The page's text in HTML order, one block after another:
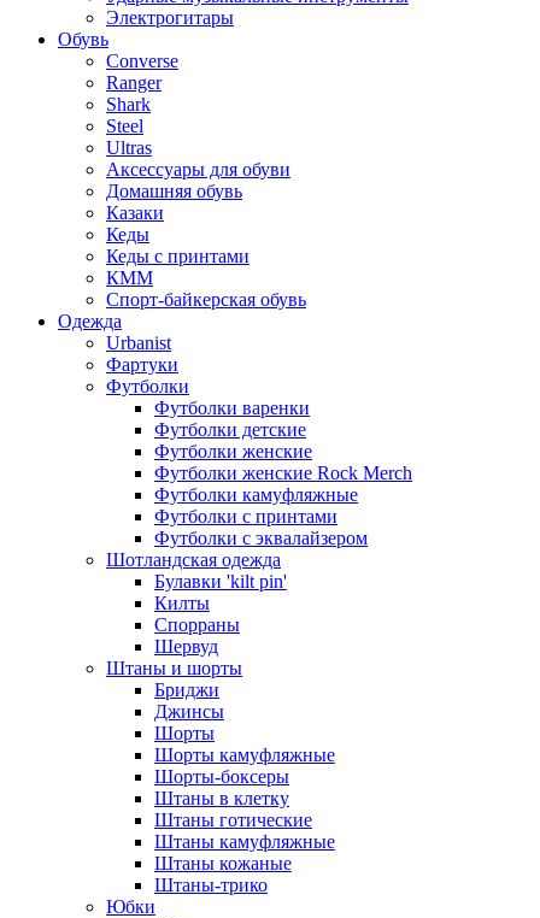
Электрогитары
Обувь
Converse
Ranger
Shark
Steel
Ultras
Аксессуары для обуви
Домашняя обувь
Казаки
Кеды
Кеды с принтами
КММ
Спорт-байкерская обувь
Одежда
Urbanist
Фартуки
Футболки
Футболки варенки
Футболки детские
Футболки женские
Футболки женские Rock Merch
Футболки камуфляжные
Футболки с принтами
Футболки с эквалайзером
Шотландская одежда
Булавки 'kilt pin'
Килты
Спорраны
Шервуд
Штаны и шорты
Бриджи
Джинсы
Шорты
Шорты камуфляжные
Шорты-боксеры
Штаны в клетку
Штаны готические
Штаны камуфляжные
Штаны кожаные
Штаны-трико
Юбки